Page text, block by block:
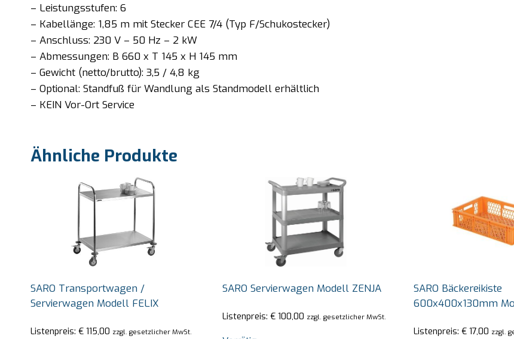
– Leistungsstufen: 6
– Kabellänge: 1,85 m mit Stecker CEE 7/4 (Typ F/Schukostecker)
– Anschluss: 230 V – 50 Hz – 2 kW
– Abmessungen: B 660 x T 145 x H 145 mm
– Gewicht (netto/brutto): 3,5 / 4,8 kg
– Optional: Standfuß für Wandlung als Standmodell erhältlich
– KEIN Vor-Ort Service
Ähnliche Produkte
SARO Transportwagen /
Servierwagen Modell FELIX
Listenpreis: € 115,00 zzgl. gesetzlicher MwSt.
SARO Servierwagen Modell ZENJA
Listenpreis: €100,00 zzgl. gesetzlicher MwSt.
SARO Bäckereikiste
600x400x130mm
Listenpreis: € 17,00 zzgl.